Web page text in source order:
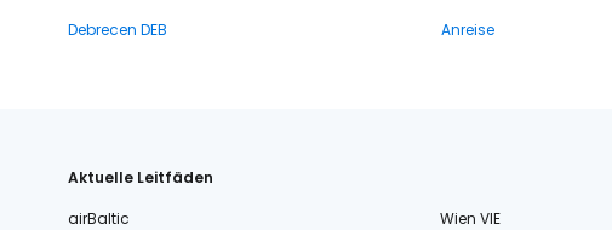
Debrecen DEB
Anreise
Aktuelle Leitfäden
airBaltic
Wien VIE